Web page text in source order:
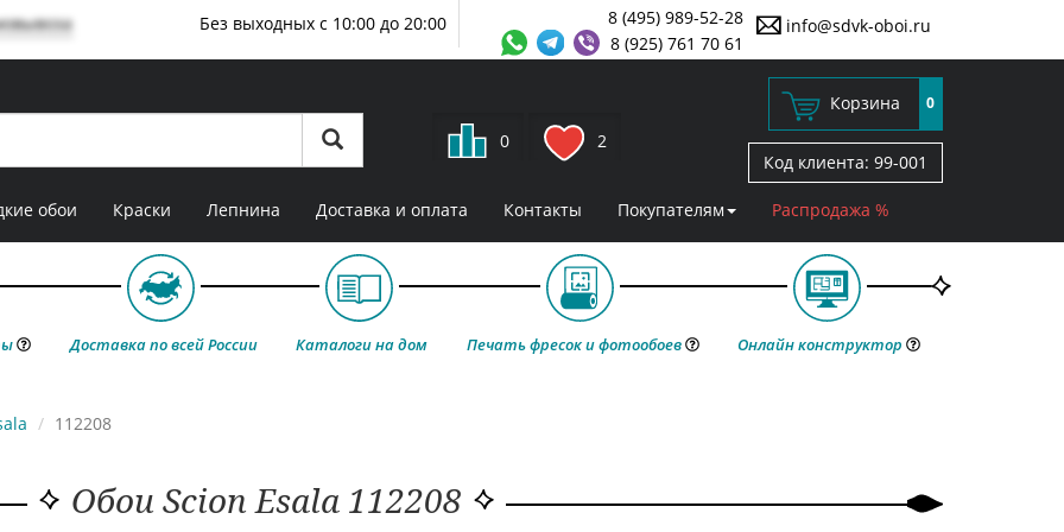
info@sdvk-oboi.ru
8 (495) 989-52-28
8 (925) 761 70 61
Без выходных с 10:00 до 20:00
0 2
Корзина 0
Код клиента: 99-001
обои Краски Лепнина Доставка и оплата Контакты Покупателям Распродажа %
Доставка по всей России Каталоги на дом Печать фресок и фотообоев Онлайн конструктор
112208
Обои Scion Esala 112208